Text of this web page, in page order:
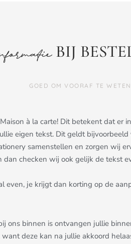
BIJ
GOED OM VOORAF TE WETEN
à la carte! Dit betekent dat
eigen tekst. Dit geldt
samenstellen en zorgen wij
checken wij ook gelijk de tekst
even, je krijgt dan korting op de
ons binnen is ontvangen jullie
deze kan na jullie akkoord